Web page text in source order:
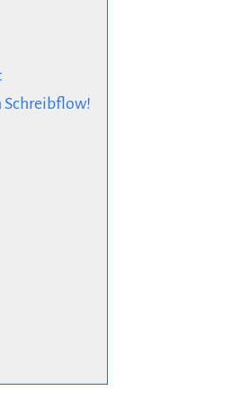
Schreibflow!